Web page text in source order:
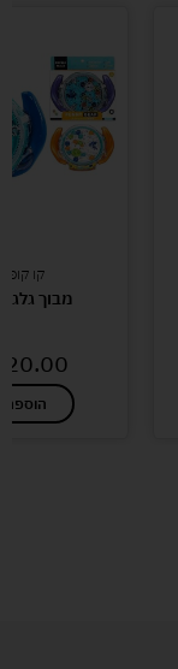
קו
מבוך
20.00
הוספה